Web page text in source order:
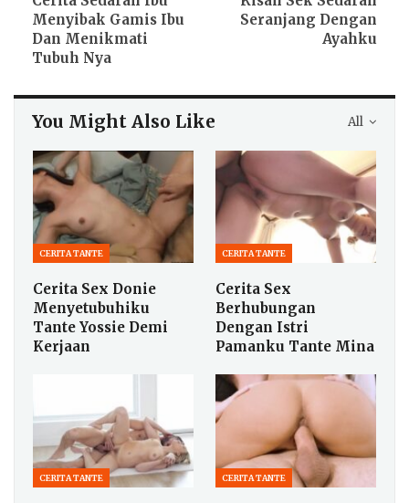
Menyibak Gamis Ibu
Dan Menikmati
Tubuh Nya
Seranjang Dengan
Ayahku
All
You Might Also Like
CERITA TANTE
Cerita Sex Donie
Menyetubuhiku
Tante Yossie Demi
Kerjaan
CERITA TANTE
Cerita Sex
Berhubungan
Dengan Istri
Pamanku Tante Mina
CERITA TANTE CERITA TANTE